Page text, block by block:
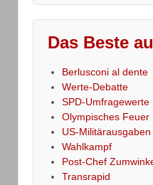
Das Beste
Berlusconi al dente
Werte-Debatte
SPD-Umfragewerte
Olympisches Feuer
US-Militärausgaben
Wahlkampf
Post-Chef
Transrapid